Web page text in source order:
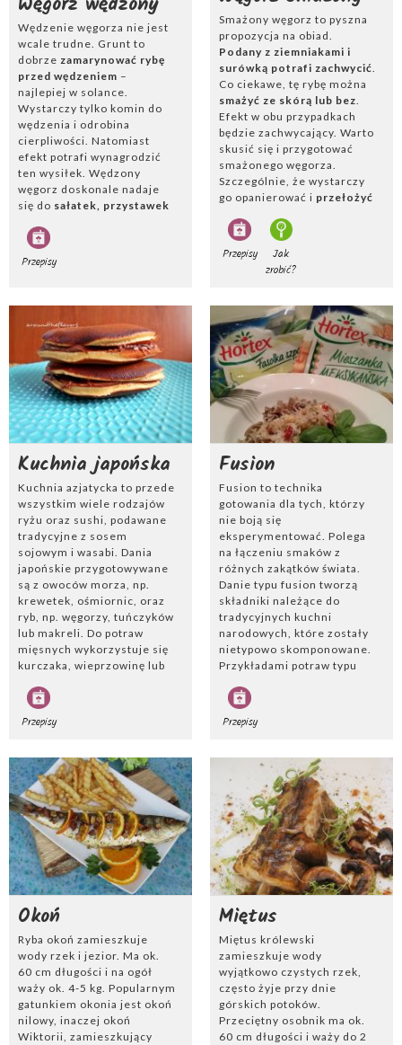
węgorzem.
Poznaj przepisy na węgorza i zaserwuj tę rybę na obiad,
lunch lub przystawkę! Pokochasz jej smak!
Wędzenie węgorza nie jest
wcale trudne. Grunt to
dobrze zamarynować rybę
przed wędzeniem –
najlepiej w solance.
Wystarczy tylko komin do
wędzenia i odrobina
cierpliwości. Natomiast
efekt potrafi wynagrodzić
ten wysiłek. Wędzony
węgorz doskonale nadaje
się do sałatek, przystawek
charakterystyczny smak
Przepisy
Smażony węgorz to pyszna
propozycja na obiad.
Podany z ziemniakami i
surówką potrafi zachwycić.
Co ciekawe, tę rybę można
smażyć ze skórą lub bez.
Efekt w obu przypadkach
będzie zachwycający. Warto
skusić się i przygotować
smażonego węgorza.
Szczególnie, że wystarczy
go opanierować i przełożyć
kilku minutach obiad
Przepisy
Jak
zrobić?
Kuchnia japońska
Kuchnia azjatycka to przede
wszystkim wiele rodzajów
ryżu oraz sushi, podawane
tradycyjne z sosem
sojowym i wasabi. Dania
japońskie przygotowywane
są z owoców morza, np.
krewetek, ośmiornic, oraz
ryb, np. węgorzy, tuńczyków
lub makreli. Do potraw
mięsnych wykorzystuje się
kurczaka, wieprzowinę lub
japońska to misoshiru,
pędów bambusa oraz
tuńczyka. Dania azjatyckie
przygotowuje się również z
makaronów i wodorostów.
Przepisy
Fusion
Fusion to technika
gotowania dla tych, którzy
nie boją się
eksperymentować. Polega
na łączeniu smaków z
różnych zakątków świata.
Danie typu fusion tworzą
składniki należące do
tradycyjnych kuchni
narodowych, które zostały
nietypowo skomponowane.
Przykładami potraw typu
z włoskim makaronem i
oraz sushi z wołowiną
Przepisy
Okoń
Ryba okoń zamieszkuje
wody rzek i jezior. Ma ok.
60 cm długości i na ogół
waży ok. 4-5 kg. Popularnym
gatunkiem okonia jest okoń
nilowy, inaczej okoń
Wiktorii, zamieszkujący
Miętus
Miętus królewski
zamieszkuje wody
wyjątkowo czystych rzek,
często żyje przy dnie
górskich potoków.
Przeciętny osobnik ma ok.
60 cm długości i waży do 2